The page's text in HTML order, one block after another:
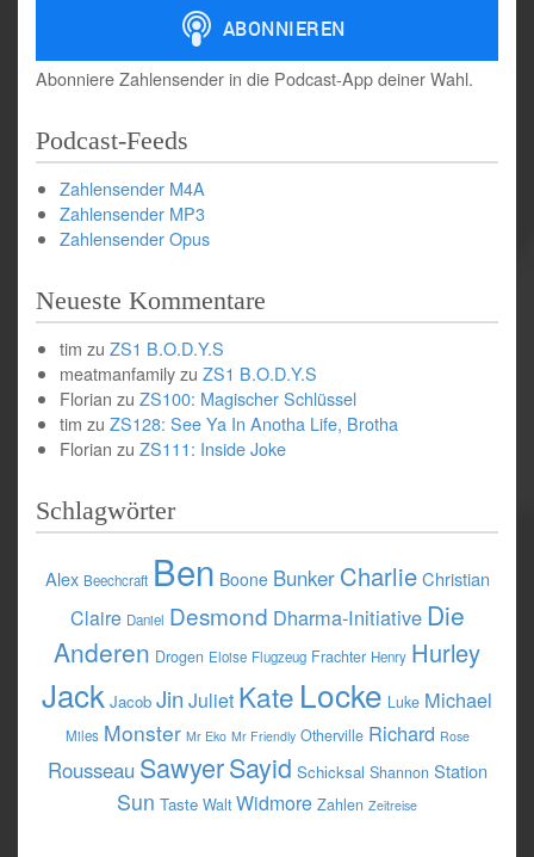
Abonniere Zahlensender in die Podcast-App deiner Wahl.
Podcast-Feeds
Zahlensender M4A
Zahlensender MP3
Zahlensender Opus
Neueste Kommentare
tim zu ZS1 B.O.D.Y.S
meatmanfamilyzu ZS1 B.O.D.Y.S
Florian zu ZS100: Magischer Schlüssel
tim zu ZS128: See Ya In Anotha Life, Brotha
Florian zu ZS111: Inside Joke
Schlagwörter
Alex Beechcraft Ben Boone Bunker Charlie Christian
Claire Daniel Desmond Dharma-Initiative Die
Anderen Drogen Eloise Flugzeug Frachter Henry Hurley
Jack Jacob Jin Juliet Kate Locke Luke Michael
Miles Monster Mr Eko Mr Friendly Otherville Richard Rose
Rousseau SawyerSayid Schicksal Shannon Station
Sun Taste Walt Widmore Zahlen Zeitreise